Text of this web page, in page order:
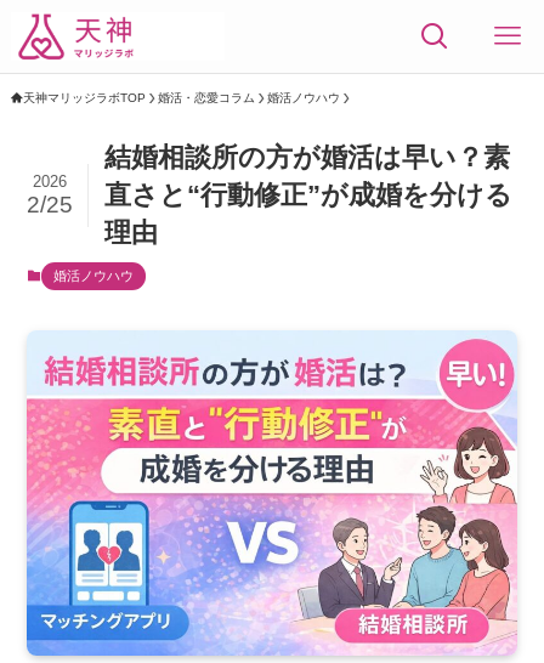
天神マリッジラボTOP 婚活・恋愛コラム 婚活ノウハウ
結婚相談所の方が婚活は早い？素
直さと“行動修正”が成婚を分ける
理由
2026
2/25
婚活ノウハウ